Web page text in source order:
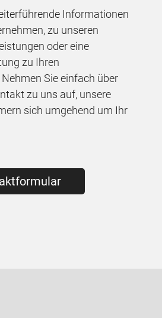
Informationen
zu unseren
oder eine
zu Ihren
Sie einfach über
zu uns auf, unsere
sich umgehend um Ihr